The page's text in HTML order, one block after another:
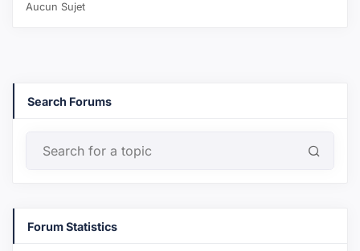
Aucun Sujet
Search Forums
Forum Statistics